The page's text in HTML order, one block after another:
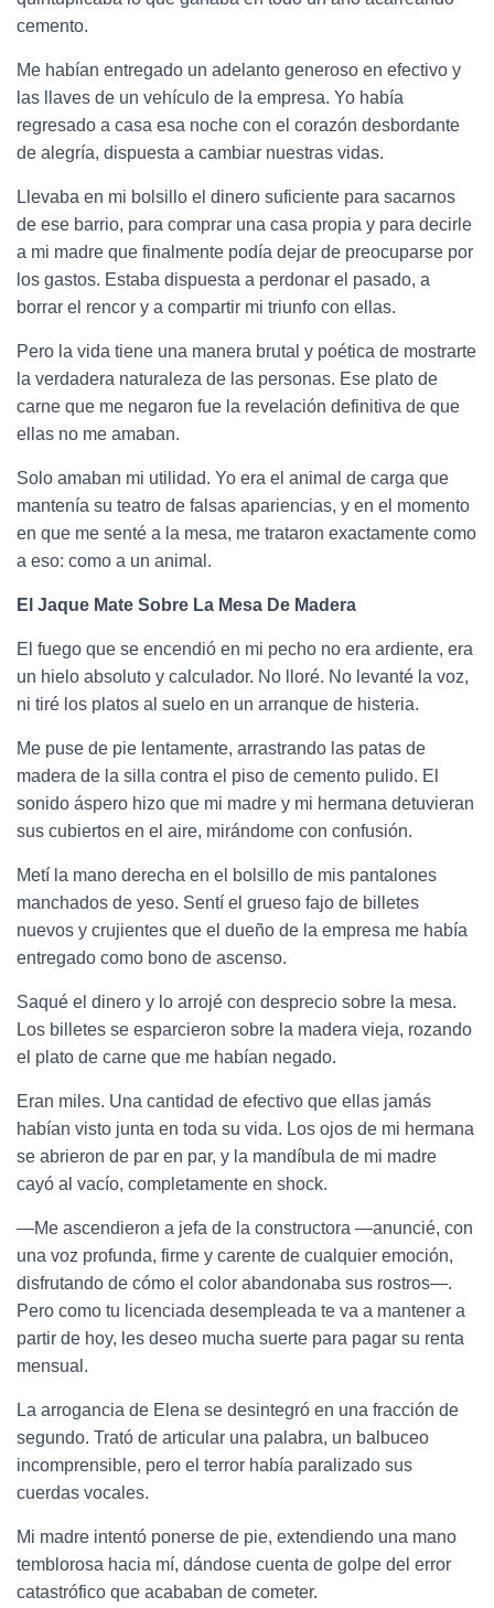
cemento.
Me habían entregado un adelanto generoso en efectivo y
las llaves de un vehículo de la empresa. Yo había
regresado a casa esa noche con el corazón desbordante
de alegría, dispuesta a cambiar nuestras vidas.
Llevaba en mi bolsillo el dinero suficiente para sacarnos
de ese barrio, para comprar una casa propia y para decirle
a mi madre que finalmente podía dejar de preocuparse por
los gastos. Estaba dispuesta a perdonar el pasado, a
borrar el rencor y a compartir mi triunfo con ellas.
Pero la vida tiene una manera brutal y poética de mostrarte
la verdadera naturaleza de las personas. Ese plato de
carne que me negaron fue la revelación definitiva de que
ellas no me amaban.
Solo amaban mi utilidad. Yo era el animal de carga que
mantenía su teatro de falsas apariencias, y en el momento
en que me senté a la mesa, me trataron exactamente como
a eso: como a un animal.
El Jaque Mate Sobre La Mesa De Madera
El fuego que se encendió en mi pecho no era ardiente, era
un hielo absoluto y calculador. No lloré. No levanté la voz,
ni tiré los platos al suelo en un arranque de histeria.
Me puse de pie lentamente, arrastrando las patas de
madera de la silla contra el piso de cemento pulido. El
sonido áspero hizo que mi madre y mi hermana detuvieran
sus cubiertos en el aire, mirándome con confusión.
Metí la mano derecha en el bolsillo de mis pantalones
manchados de yeso. Sentí el grueso fajo de billetes
nuevos y crujientes que el dueño de la empresa me había
entregado como bono de ascenso.
Saqué el dinero y lo arrojé con desprecio sobre la mesa.
Los billetes se esparcieron sobre la madera vieja, rozando
el plato de carne que me habían negado.
Eran miles. Una cantidad de efectivo que ellas jamás
habían visto junta en toda su vida. Los ojos de mi hermana
se abrieron de par en par, y la mandíbula de mi madre
cayó al vacío, completamente en shock.
—Me ascendieron a jefa de la constructora —anuncié, con
una voz profunda, firme y carente de cualquier emoción,
disfrutando de cómo el color abandonaba sus rostros—.
Pero como tu licenciada desempleada te va a mantener a
partir de hoy, les deseo mucha suerte para pagar su renta
mensual.
La arrogancia de Elena se desintegró en una fracción de
segundo. Trató de articular una palabra, un balbuceo
incomprensible, pero el terror había paralizado sus
cuerdas vocales.
Mi madre intentó ponerse de pie, extendiendo una mano
temblorosa hacia mí, dándose cuenta de golpe del error
catastrófico que acababan de cometer.